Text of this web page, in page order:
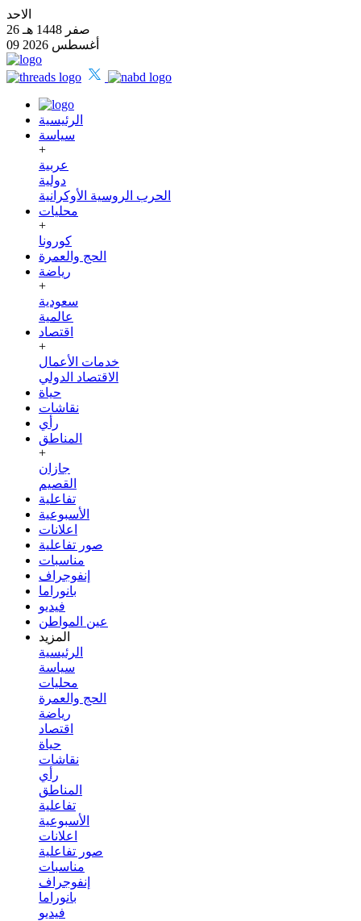
الاحد
26 صفر 1448 هـ
09 أغسطس 2026
الرئيسية
سياسة
+
عربية
دولية
الحرب الروسية الأوكرانية
محليات
+
كورونا
الحج والعمرة
رياضة
+
سعودية
عالمية
اقتصاد
+
خدمات الأعمال
الاقتصاد الدولي
حياة
نقاشات
رأي
المناطق
+
جازان
القصيم
تفاعلية
الأسبوعية
اعلانات
صور تفاعلية
مناسبات
إنفوجراف
بانوراما
فيديو
عين المواطن
المزيد
الرئيسية
سياسة
محليات
الحج والعمرة
رياضة
اقتصاد
حياة
نقاشات
رأي
المناطق
تفاعلية
الأسبوعية
اعلانات
صور تفاعلية
مناسبات
إنفوجراف
بانوراما
فيديو